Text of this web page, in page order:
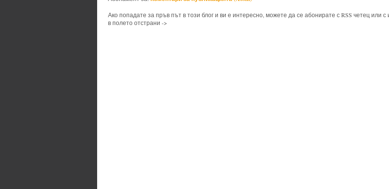
Ако попадате за пръв път в този блог и ви е интересно, можете да се абонирате с RSS четец или с
в полето отстрани ->